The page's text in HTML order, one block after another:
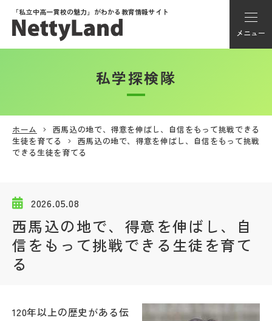
「私立中高一貫校の魅力」がわかる教育情報サイト
メニュー
アカウント登録
メニュー
学校動画
私学探検隊
私学探検隊
ホーム
西馬込の地で、得意を伸ばし、自信をもって挑戦できる
生徒を育てる
西馬込の地で、得意を伸ばし、自信をもって挑戦
できる生徒を育てる
2026.05.08
西馬込の地で、得意を伸ばし、自
信をもって挑戦できる生徒を育て
る
120年以上の歴史がある伝